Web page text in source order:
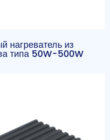
нагреватель из
типа 50W-500W